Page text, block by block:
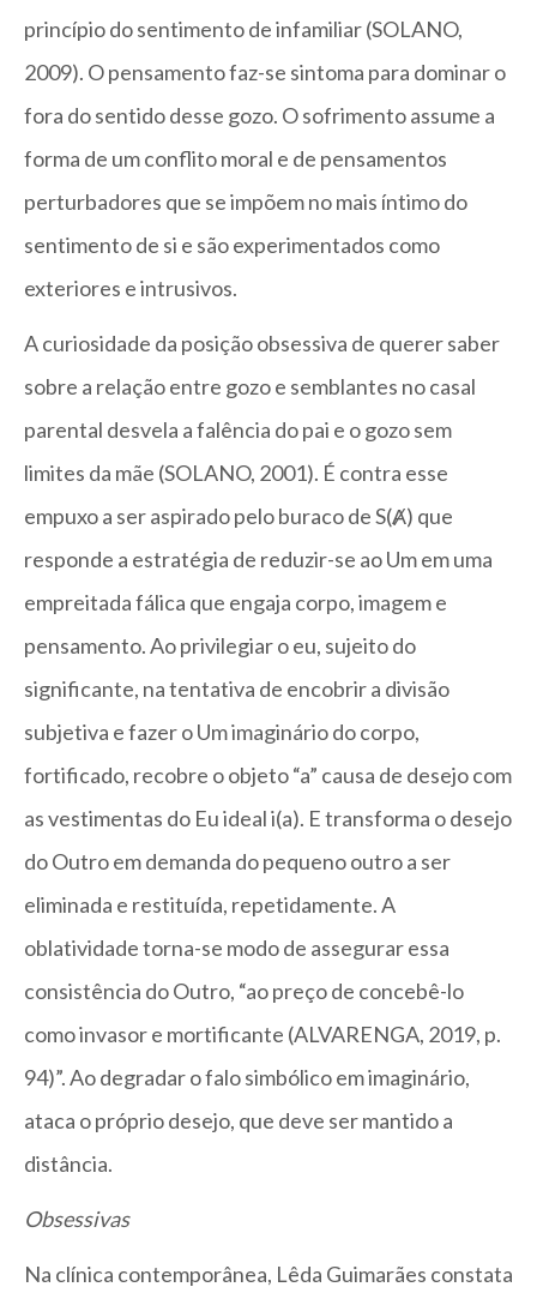
princípio do sentimento de infamiliar (SOLANO,
2009). O pensamento faz-se sintoma para dominar o
fora do sentido desse gozo. O sofrimento assume a
forma de um conflito moral e de pensamentos
perturbadores que se impõem no mais íntimo do
sentimento de si e são experimentados como
exteriores e intrusivos.
A curiosidade da posição obsessiva de querer saber
sobre a relação entre gozo e semblantes no casal
parental desvela a falência do pai e o gozo sem
limites da mãe (SOLANO, 2001). É contra esse
empuxo a ser aspirado pelo buraco de S(Ⱥ) que
responde a estratégia de reduzir-se ao Um em uma
empreitada fálica que engaja corpo, imagem e
pensamento. Ao privilegiar o eu, sujeito do
significante, na tentativa de encobrir a divisão
subjetiva e fazer o Um imaginário do corpo,
fortificado, recobre o objeto “a” causa de desejo com
as vestimentas do Eu ideal i(a). E transforma o desejo
do Outro em demanda do pequeno outro a ser
eliminada e restituída, repetidamente. A
oblatividade torna-se modo de assegurar essa
consistência do Outro, “ao preço de concebê-lo
como invasor e mortificante (ALVARENGA, 2019, p.
94)”. Ao degradar o falo simbólico em imaginário,
ataca o próprio desejo, que deve ser mantido a
distância.
Obsessivas
Na clínica contemporânea, Lêda Guimarães constata